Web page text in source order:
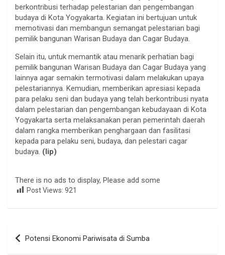
berkontribusi terhadap pelestarian dan pengembangan
budaya di Kota Yogyakarta. Kegiatan ini bertujuan untuk
memotivasi dan membangun semangat pelestarian bagi
pemilik bangunan Warisan Budaya dan Cagar Budaya.
Selain itu, untuk memantik atau menarik perhatian bagi
pemilik bangunan Warisan Budaya dan Cagar Budaya yang
lainnya agar semakin termotivasi dalam melakukan upaya
pelestariannya. Kemudian, memberikan apresiasi kepada
para pelaku seni dan budaya yang telah berkontribusi nyata
dalam pelestarian dan pengembangan kebudayaan di Kota
Yogyakarta serta melaksanakan peran pemerintah daerah
dalam rangka memberikan penghargaan dan fasilitasi
kepada para pelaku seni, budaya, dan pelestari cagar
budaya. (lip)
There is no ads to display, Please add some
Post Views: 921
Navigasi
pos
Potensi Ekonomi Pariwisata di Sumba